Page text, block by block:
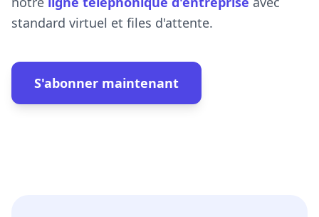
standard virtuel et files d'attente.
S'abonner maintenant